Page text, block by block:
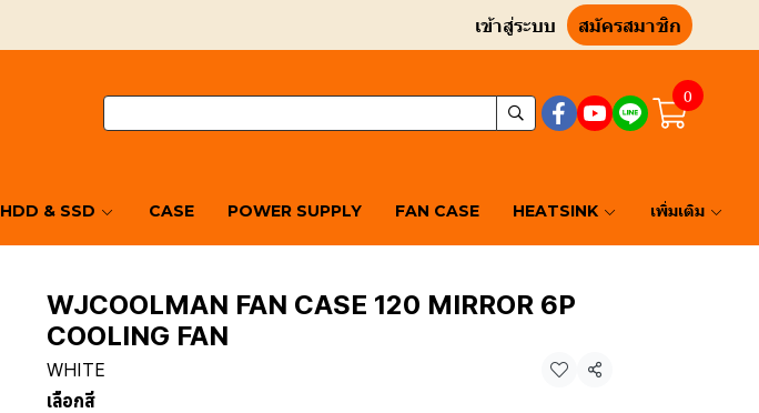
เข้าสู่ระบบ สมัครสมาชิก
0
HDD & SSD CASE POWER SUPPLY FAN CASE HEATSINK เพิ่มเติม
WJCOOLMAN FAN CASE 120 MIRROR 6P
COOLING FAN
WHITE แชร์
เลือกสี